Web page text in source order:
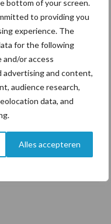
bottom of your screen.
to providing you
experience. The
for the following
or access
advertising and content,
audience research,
data, and
Alles accepteren
een vaak
volume en
groeien in